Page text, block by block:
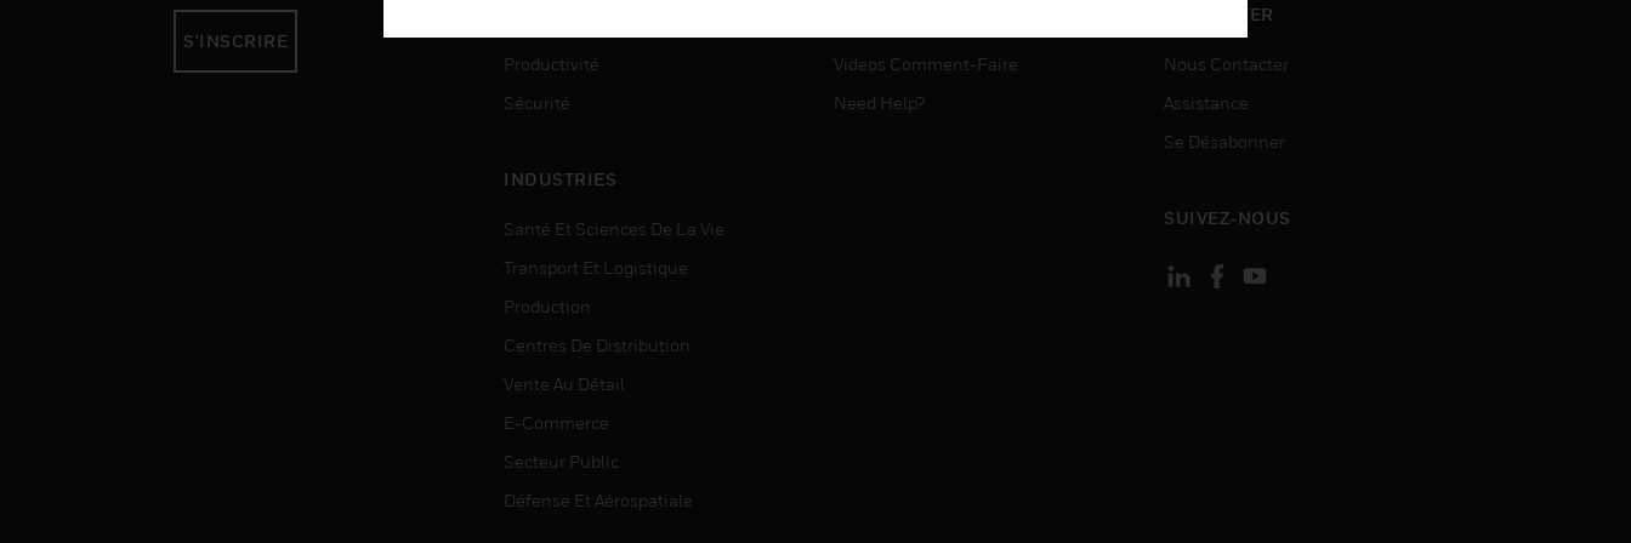
S'INSCRIRE
Productivité
Sécurité
INDUSTRIES
Santé Et Sciences De La Vie
Transport Et Logistique
Production
Centres De Distribution
Vente Au Détail
E-Commerce
Secteur Public
Défense Et Aérospatiale
Videos Comment-Faire
Need Help?
CONTACTER
Nous Contacter
Assistance
Se Désabonner
SUIVEZ-NOUS